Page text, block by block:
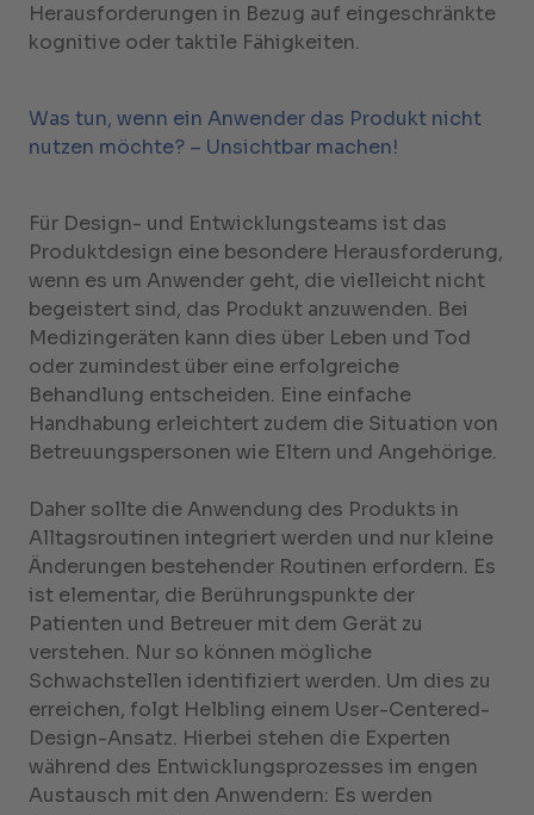
Herausforderungen in Bezug auf eingeschränkte
kognitive oder taktile Fähigkeiten.
Was tun, wenn ein Anwender das Produkt nicht
nutzen möchte? – Unsichtbar machen!
Für Design- und Entwicklungsteams ist das
Produktdesign eine besondere Herausforderung,
wenn es um Anwender geht, die vielleicht nicht
begeistert sind, das Produkt anzuwenden. Bei
Medizingeräten kann dies über Leben und Tod
oder zumindest über eine erfolgreiche
Behandlung entscheiden. Eine einfache
Handhabung erleichtert zudem die Situation von
Betreuungspersonen wie Eltern und Angehörige.
Daher sollte die Anwendung des Produkts in
Alltagsroutinen integriert werden und nur kleine
Änderungen bestehender Routinen erfordern. Es
ist elementar, die Berührungspunkte der
Patienten und Betreuer mit dem Gerät zu
verstehen. Nur so können mögliche
Schwachstellen identifiziert werden. Um dies zu
erreichen, folgt Helbling einem User-Centered-
Design-Ansatz. Hierbei stehen die Experten
während des Entwicklungsprozesses im engen
Austausch mit den Anwendern: Es werden